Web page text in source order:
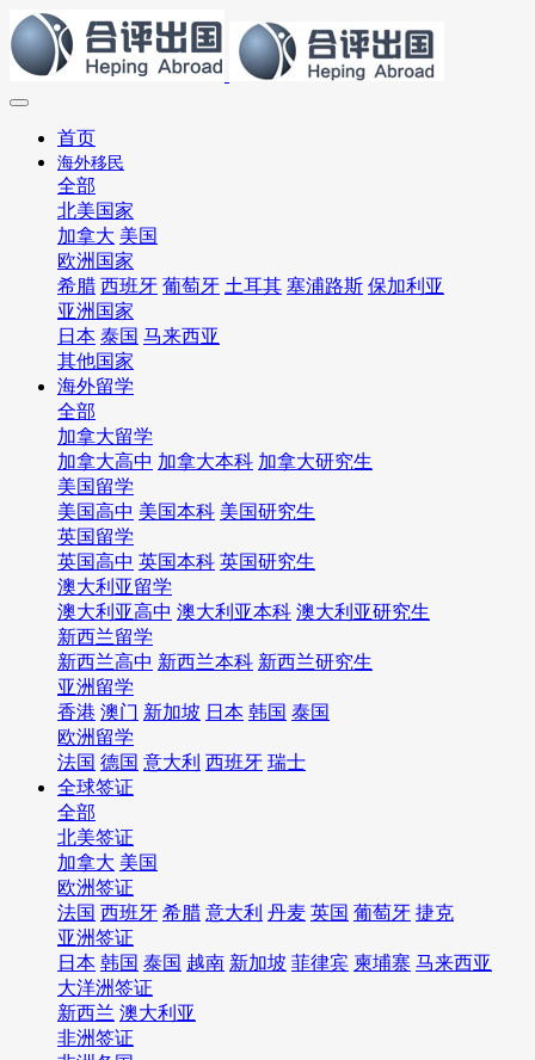
首页
海外移民
全部
北美国家
加拿大 美国
欧洲国家
希腊 西班牙 葡萄牙 土耳其 塞浦路斯 保加利亚
亚洲国家
日本 泰国 马来西亚
其他国家
海外留学
全部
加拿大留学
加拿大高中 加拿大本科 加拿大研究生
美国留学
美国高中 美国本科 美国研究生
英国留学
英国高中 英国本科 英国研究生
澳大利亚留学
澳大利亚高中 澳大利亚本科 澳大利亚研究生
新西兰留学
新西兰高中 新西兰本科 新西兰研究生
亚洲留学
香港 澳门 新加坡 日本 韩国 泰国
欧洲留学
法国 德国 意大利 西班牙 瑞士
全球签证
全部
北美签证
加拿大 美国
欧洲签证
法国 西班牙 希腊 意大利 丹麦 英国 葡萄牙 捷克
亚洲签证
日本 韩国 泰国 越南 新加坡 菲律宾 柬埔寨 马来西亚
大洋洲签证
新西兰 澳大利亚
非洲签证